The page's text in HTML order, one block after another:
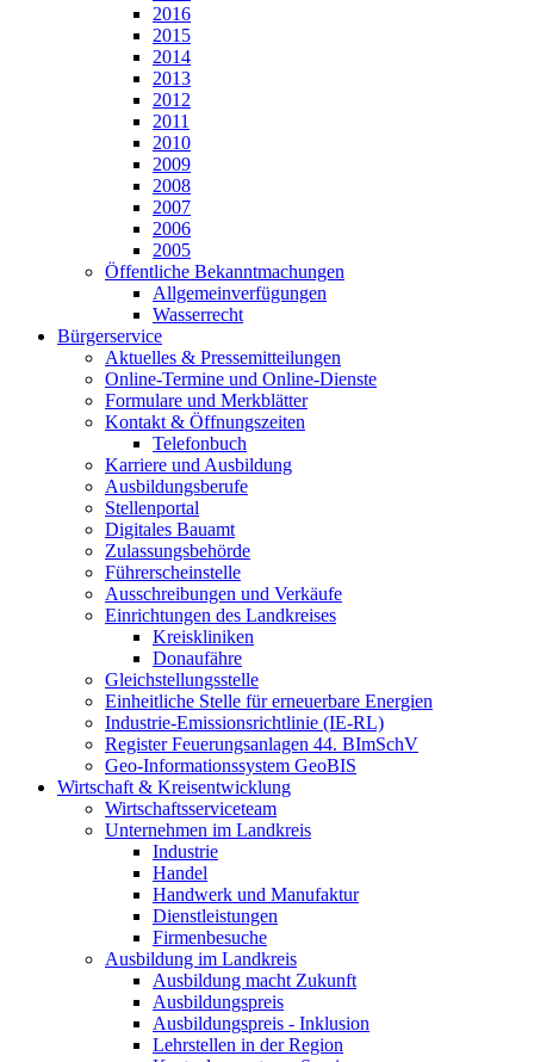
2016
2015
2014
2013
2012
2011
2010
2009
2008
2007
2006
2005
Öffentliche Bekanntmachungen
Allgemeinverfügungen
Wasserrecht
Bürgerservice
Aktuelles & Pressemitteilungen
Online-Termine und Online-Dienste
Formulare und Merkblätter
Kontakt & Öffnungszeiten
Telefonbuch
Karriere und Ausbildung
Ausbildungsberufe
Stellenportal
Digitales Bauamt
Zulassungsbehörde
Führerscheinstelle
Ausschreibungen und Verkäufe
Einrichtungen des Landkreises
Kreiskliniken
Donaufähre
Gleichstellungsstelle
Einheitliche Stelle für erneuerbare Energien
Industrie-Emissionsrichtlinie (IE-RL)
Register Feuerungsanlagen 44. BImSchV
Geo-Informationssystem GeoBIS
Wirtschaft & Kreisentwicklung
Wirtschaftsserviceteam
Unternehmen im Landkreis
Industrie
Handel
Handwerk und Manufaktur
Dienstleistungen
Firmenbesuche
Ausbildung im Landkreis
Ausbildung macht Zukunft
Ausbildungspreis
Ausbildungspreis - Inklusion
Lehrstellen in der Region